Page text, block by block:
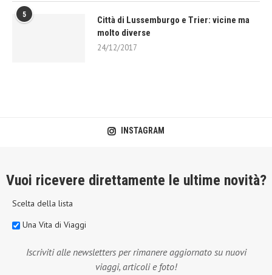
5
Città di Lussemburgo e Trier: vicine ma
molto diverse
24/12/2017
INSTAGRAM
Vuoi ricevere direttamente le ultime novità?
Scelta della lista
Una Vita di Viaggi
Iscriviti alle newsletters per rimanere aggiornato su nuovi
viaggi, articoli e foto!